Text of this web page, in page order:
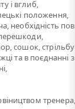
і вглиб,
положення,
необхідність
сошок,
та в